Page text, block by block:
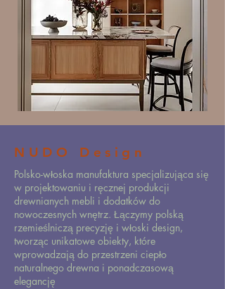
NUDO Design
Polsko-włoska manufaktura specjalizująca się
w projektowaniu i ręcznej produkcji
drewnianych mebli i dodatków do
nowoczesnych wnętrz. Łączymy polską
rzemieślniczą precyzję i włoski design,
tworząc unikatowe obiekty, które
wprowadzają do przestrzeni ciepło
naturalnego drewna i ponadczasową
elegancję